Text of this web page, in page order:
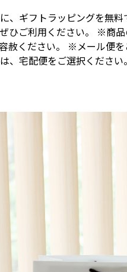
、ギフトラッピングを無
ひご利用ください。 ※商
赦ください。 ※メール便
、宅配便をご選択ください。